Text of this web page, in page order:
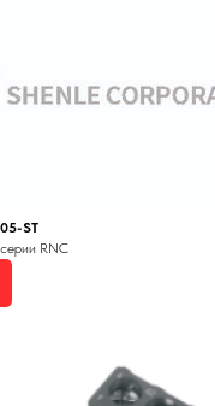
ST
RNC